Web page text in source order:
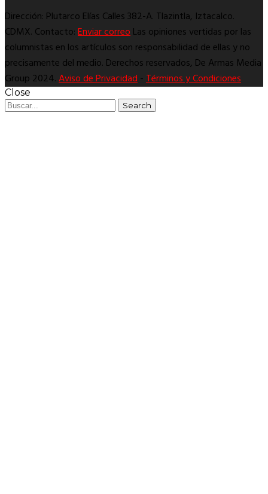
Dirección: Plutarco Elías Calles 382-A. Tlazintla, Iztacalco.
CDMX. Contacto:Enviar correoLas opiniones vertidas por las
columnistas en los artículos son responsabilidad de ellas y no
precisamente del medio. Derechos reservados, De Armas Media
Group 2024.Aviso de Privacidad-Términos y Condiciones
Close